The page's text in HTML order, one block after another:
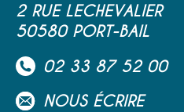
2 RUE LECHEVALIER
50580 PORT-BAIL
02 33 87 52 00
NOUS ÉCRIRE